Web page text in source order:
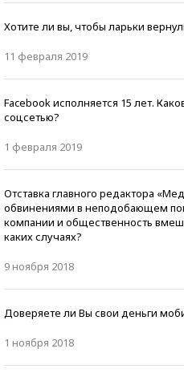
Хотите ли вы, чтобы ларьки
11 февраля 2019
Facebook исполняется 15 лет.
соцсетью?
1 февраля 2019
Отставка главного редактора
обвинениями в неподобающем
компании и общественность
каких случаях?
9 ноября 2018
Доверяете ли Вы свои деньги
1 ноября 2018